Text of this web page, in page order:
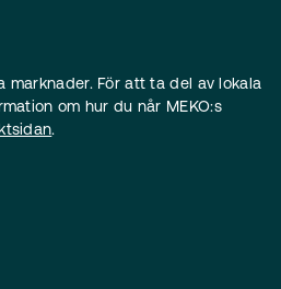
marknader. För att ta del av lokala
om hur du når MEKO:s
.